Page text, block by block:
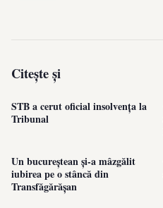
Citește și
STB a cerut oficial insolvența la
Tribunal
Un bucureștean și-a mâzgălit
iubirea pe o stâncă din
Transfăgărășan